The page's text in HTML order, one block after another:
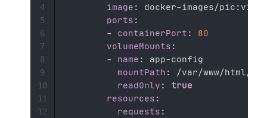
image : docker-images/pic : v1
ports :
-
containerPort :
80
volumeMounts :
-
name : app-config
mountPath :
/var/www/html/
readOnly :
true
resources :
requests :
4
5
6
7
8
9
10
11
12